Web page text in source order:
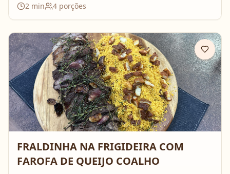
2 min 4 porções
FRALDINHA NA FRIGIDEIRA COM
FAROFA DE QUEIJO COALHO